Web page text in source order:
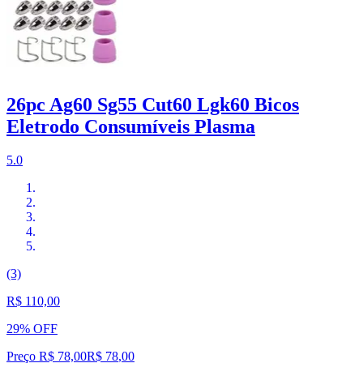
26pc Ag60 Sg55 Cut60 Lgk60 Bicos
Eletrodo Consumíveis Plasma
5.0
(3)
R$ 110,00
29% OFF
Preço R$ 78,00R$ 78,00